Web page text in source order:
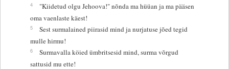
4
"Kiidetud olgu Jehoova!" nõnda ma hüüan ja ma pääsen
oma vaenlaste käest!
5
Sest surmalained piirasid mind ja nurjatuse jõed tegid
mulle hirmu!
6
Surmavalla köied ümbritsesid mind, surma võrgud
sattusid mu ette!